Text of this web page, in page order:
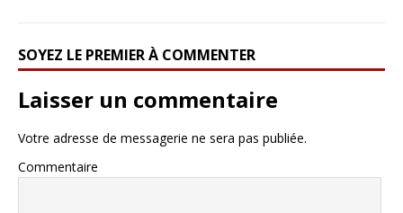
SOYEZ LE PREMIER À COMMENTER
Laisser un commentaire
Votre adresse de messagerie ne sera pas publiée.
Commentaire